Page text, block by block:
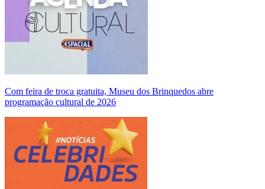
Com feira de troca gratuita, Museu dos Brinquedos abre
programação cultural de 2026